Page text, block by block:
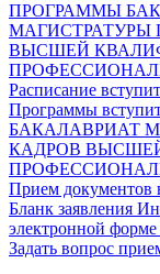
ПРОГРАММЫ
МАГИСТРАТУРЫ
ВЫСШЕЙ
Расписание
Программы
БАКАЛАВРИАТ
КАДРОВ
Прием документов
Бланк заявления
электронной
Задать вопрос